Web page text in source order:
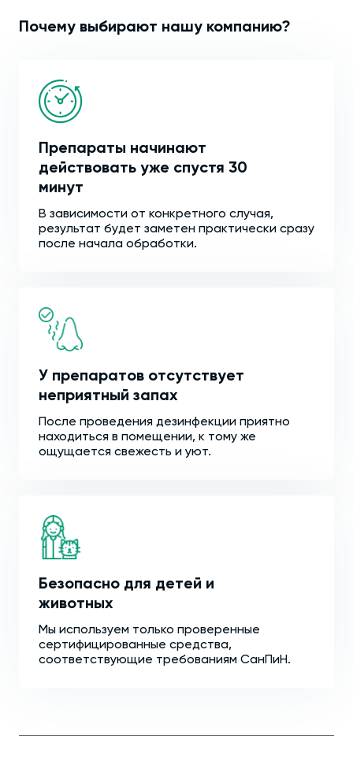
Почему выбирают нашу компанию?
Препараты начинают
действовать уже спустя 30
минут
В зависимости от конкретного случая,
результат будет заметен практически сразу
после начала обработки.
У препаратов отсутствует
неприятный запах
После проведения дезинфекции приятно
находиться в помещении, к тому же
ощущается свежесть и уют.
Безопасно для детей и
животных
Мы используем только проверенные
сертифицированные средства,
соответствующие требованиям СанПиН.